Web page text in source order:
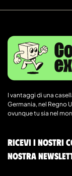
I vantaggi di una
Germania, nel Regno
ovunque tu sia nel
Ricevi i nostri
nostra